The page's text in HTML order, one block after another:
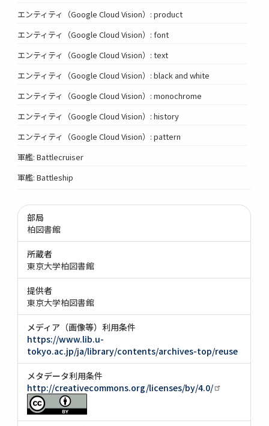
エンティティ（Google Cloud Vision）: product
エンティティ（Google Cloud Vision）: font
エンティティ（Google Cloud Vision）: text
エンティティ（Google Cloud Vision）: black and white
エンティティ（Google Cloud Vision）: monochrome
エンティティ（Google Cloud Vision）: history
エンティティ（Google Cloud Vision）: pattern
軍艦: Battlecruiser
軍艦: Battleship
部局
柏図書館
所蔵者
東京大学柏図書館
提供者
東京大学柏図書館
メディア（画像等）利用条件
https://www.lib.u-
tokyo.ac.jp/ja/library/contents/archives-top/reuse
メタデータ利用条件
http://creativecommons.org/licenses/by/4.0/